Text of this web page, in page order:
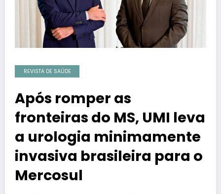
REVISTA DE SAÚDE
Após romper as
fronteiras do MS, UMI leva
a urologia minimamente
invasiva brasileira para o
Mercosul